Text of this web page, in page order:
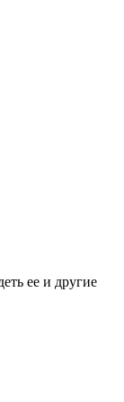
ее и другие